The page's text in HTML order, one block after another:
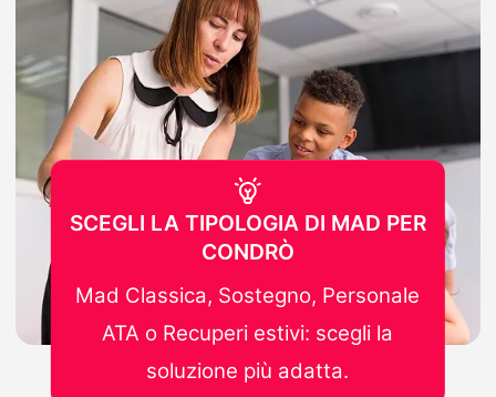
SCEGLI LA TIPOLOGIA DI MAD PER
CONDRÒ
Mad Classica, Sostegno, Personale
ATA o Recuperi estivi: scegli la
soluzione più adatta.